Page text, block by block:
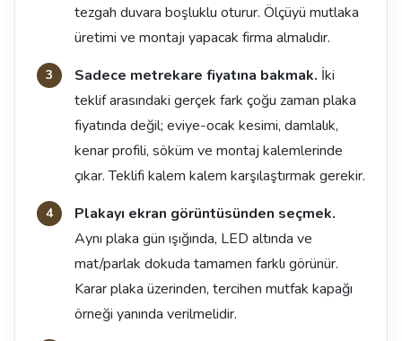
tezgah duvara boşluklu oturur. Ölçüyü mutlaka
üretimi ve montajı yapacak firma almalıdır.
Sadece metrekare fiyatına bakmak. İki
teklif arasındaki gerçek fark çoğu zaman plaka
fiyatında değil; eviye-ocak kesimi, damlalık,
kenar profili, söküm ve montaj kalemlerinde
çıkar. Teklifi kalem kalem karşılaştırmak gerekir.
Plakayı ekran görüntüsünden seçmek.
Aynı plaka gün ışığında, LED altında ve
mat/parlak dokuda tamamen farklı görünür.
Karar plaka üzerinden, tercihen mutfak kapağı
örneği yanında verilmelidir.